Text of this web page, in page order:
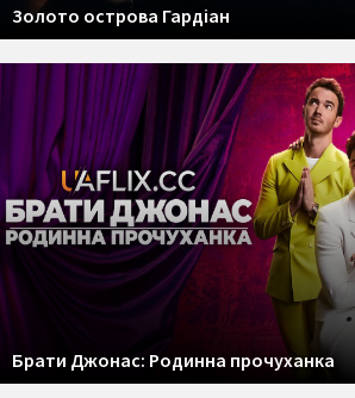
Золото острова Гардіан
Брати Джонас: Родинна прочуханка